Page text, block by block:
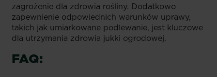
zagrożenie dla zdrowia rośliny. Dodatkowo
zapewnienie odpowiednich warunków uprawy,
takich jak umiarkowane podlewanie, jest kluczowe
dla utrzymania zdrowia jukki ogrodowej.
FAQ: